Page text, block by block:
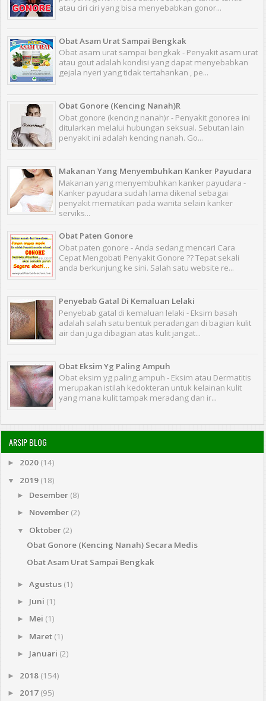
atau ciri ciri yang bisa menyebabkan gonor...
Obat Asam Urat Sampai Bengkak
Obat asam urat sampai bengkak - Penyakit asam urat
atau gout adalah kondisi yang dapat menyebabkan
gejala nyeri yang tidak tertahankan , pe...
Obat Gonore (Kencing Nanah)R
Obat gonore (kencing nanah)r - Penyakit gonorea ini
ditularkan melalui hubungan seksual. Sebutan lain
penyakit ini adalah kencing nanah. Go...
Makanan Yang Menyembuhkan Kanker Payudara
Makanan yang menyembuhkan kanker payudara -
Kanker payudara sudah lama dikenal sebagai
penyakit mematikan pada wanita selain kanker
serviks...
Obat Paten Gonore
Obat paten gonore - Anda sedang mencari Cara
Cepat Mengobati Penyakit Gonore ?? Tepat sekali
anda berkunjung ke sini. Salah satu website re...
Penyebab Gatal Di Kemaluan Lelaki
Penyebab gatal di kemaluan lelaki - Eksim basah
adalah salah satu bentuk peradangan di bagian kulit
air dan juga dibagian atas kulit jangat...
Obat Eksim Yg Paling Ampuh
Obat eksim yg paling ampuh - Eksim atau Dermatitis
merupakan istilah kedokteran untuk kelainan kulit
yang mana kulit tampak meradang dan ir...
ARSIP BLOG
► 2020 (14)
▼ 2019 (18)
► Desember (8)
► November (2)
▼ Oktober (2)
Obat Gonore (Kencing Nanah) Secara Medis
Obat Asam Urat Sampai Bengkak
► Agustus (1)
► Juni (1)
► Mei (1)
► Maret (1)
► Januari (2)
► 2018 (154)
► 2017 (95)